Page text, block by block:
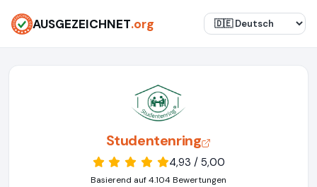
AUSGEZEICHNET.org
Studentenring
4,93 / 5,00
Basierend auf 4.104 Bewertungen